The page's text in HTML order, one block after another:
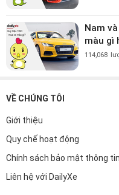
Nam
màu gì
114,068
VỀ CHÚNG TÔI
Giới thiệu
Quy chế hoạt động
Chính sách bảo mật thông tin
Liên hệ với DailyXe